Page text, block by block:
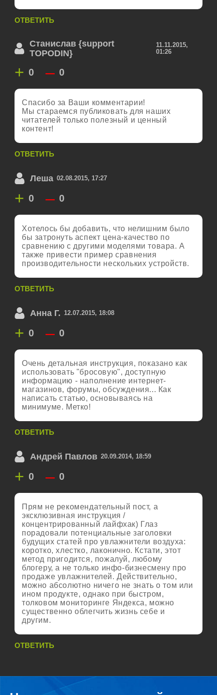
ОТВЕТИТЬ
Станислав {support
TOPODIN}
11.11.2015,
01:26
+ 0 – 0
Спасибо за Ваши комментарии!
Мы стараемся публиковать для наших
читателей только полезный и ценный
контент!
ОТВЕТИТЬ
Леша 02.08.2015, 17:27
+ 0 – 0
Хотелось бы добавить, что нелишним было
бы затронуть аспект цена-качество по
сравнению с другими моделями товара. А
также привести пример сравнения
производительности нескольких устройств.
ОТВЕТИТЬ
Анна Г. 12.07.2015, 18:08
+ 0 – 0
Очень детальная инструкция, показано как
использовать "бросовую", доступную
информацию - наполнение интернет-
магазинов, форумы, обсуждения... Как
написать статью, основываясь на
минимуме. Метко!
ОТВЕТИТЬ
Андрей Павлов 20.09.2014, 18:59
+ 0 – 0
Прям не рекомендательный пост, а
эксклюзивная инструкция /
концентрированный лайфхак) Глаз
порадовали потенциальные заголовки
будущих статей про увлажнители воздуха:
коротко, хлестко, лаконично. Кстати, этот
метод пригодится, пожалуй, любому
блогеру, а не только инфо-бизнесмену про
продаже увлажнителей. Действительно,
можно абсолютно ничего не знать о том или
ином продукте, однако при быстром,
толковом мониторинге Яндекса, можно
существенно облегчить жизнь себе и
другим.
ОТВЕТИТЬ